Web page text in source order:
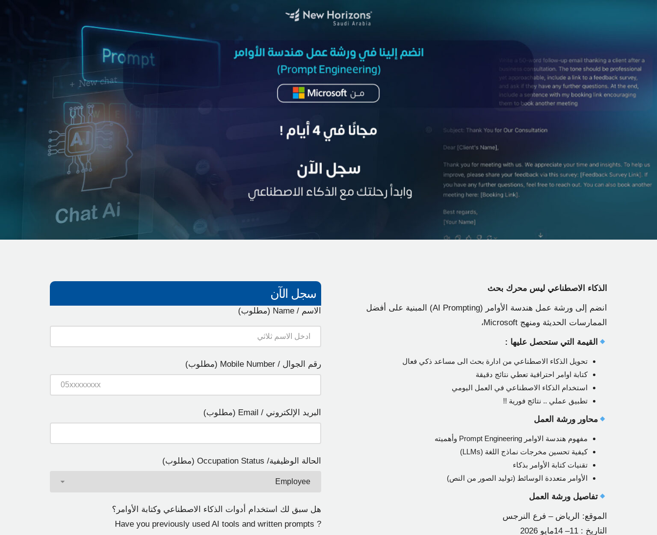
سجل الآن
الاسم / Name (مطلوب)
رقم الجوال / Mobile Number (مطلوب)
البريد الإلكتروني / Email (مطلوب)
الحالة الوظيفية/ Occupation Status (مطلوب)
هل سبق لك استخدام أدوات الذكاء الاصطناعي وكتابة الأوامر؟
? Have you previously used AI tools and written prompts
الذكاء الاصطناعي ليس محرك بحث
انضم إلى ورشة عمل هندسة الأوامر (AI Prompting) المبنية على أفضل
الممارسات الحديثة ومنهج Microsoft،
القيمة التي ستحصل عليها :
تحويل الذكاء الاصطناعي من ادارة بحث الى مساعد ذكي فعال
كتابة اوامر احترافية تعطي نتائج دقيقة
استخدام الذكاء الاصطناعي في العمل اليومي
تطبيق عملي .. نتائج فورية !!
محاور ورشة العمل
مفهوم هندسة الاوامر Prompt Engineering وأهميته
كيفية تحسين مخرجات نماذج اللغة (LLMs)
تقنيات كتابة الأوامر بذكاء
الأوامر متعددة الوسائط (توليد الصور من النص)
تفاصيل ورشة العمل
الموقع: الرياض – فرع النرجس
التاريخ : 11– 14مايو 2026